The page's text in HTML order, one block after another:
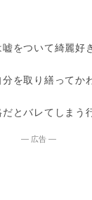
をついて綺麗
を取り繕ってか
とバレてしまう
― 広告 ―